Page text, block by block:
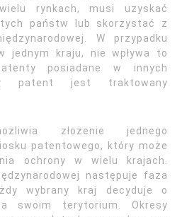
rynkach, musi uzyskać
państw lub skorzystać z
W przypadku
jednym kraju, nie wpływa to
posiadane w innych
patent jest traktowany
złożenie jednego
patentowego, który może
ochrony w wielu krajach.
następuje faza
wybrany kraj decyduje o
swoim terytorium. Okresy